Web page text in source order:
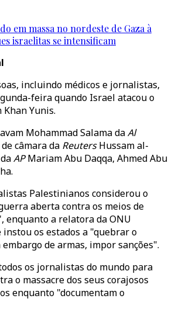
em massa no nordeste de Gaza à
israelitas se intensificam
incluindo médicos e jornalistas,
feira quando Israel atacou o
Yunis.
Mohammad Salama daAl
câmara da ReutersHussam al-
APMariam Abu Daqqa, Ahmed Abu
Palestinianos considerou o
aberta contra os meios de
enquanto a relatora da ONU
instou os estados a "quebrar o
de armas, impor sanções".
os jornalistas do mundo para
o massacre dos seus corajosos
enquanto "documentam o